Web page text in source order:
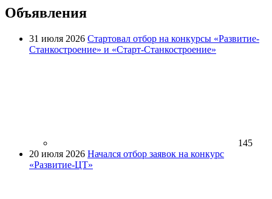
Объявления
31 июля 2026 Стартовал отбор на конкурсы «Развитие-
Станкостроение» и «Старт-Станкостроение»
145
20 июля 2026 Начался отбор заявок на конкурс
«Развитие-ЦТ»